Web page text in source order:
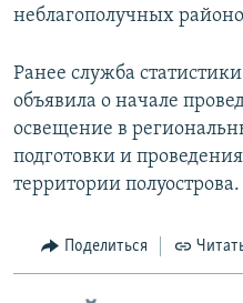
неблагополучных
Ранее служба
объявила о начале
освещение в
подготовки и
территории полуострова.
Поделиться